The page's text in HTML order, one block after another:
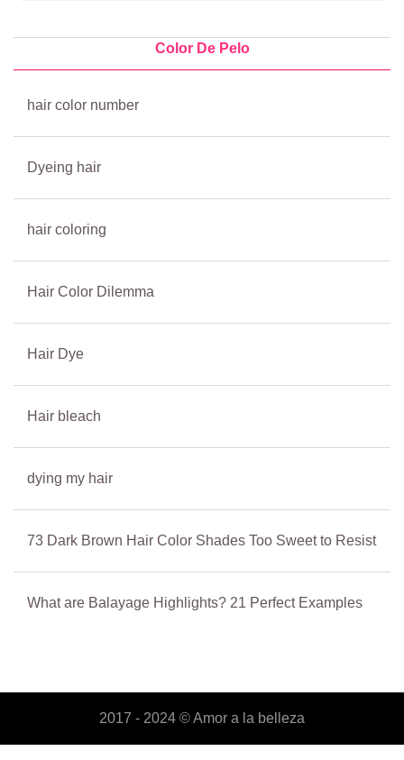
Color De Pelo
hair color number
Dyeing hair
hair coloring
Hair Color Dilemma
Hair Dye
Hair bleach
dying my hair
73 Dark Brown Hair Color Shades Too Sweet to Resist
What are Balayage Highlights? 21 Perfect Examples
2017 - 2024 ©Amor a la belleza